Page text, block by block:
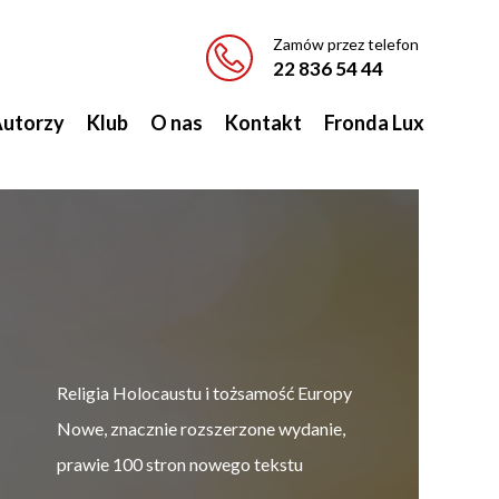
Zamów przez telefon
22 836 54 44
Klub O nas Kontakt Fronda Lux
Religia Holocaustu i tożsamość Europy
Nowe, znacznie rozszerzone wydanie,
prawie 100 stron nowego tekstu